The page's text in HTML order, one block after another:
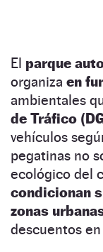
El parque
organiza en
ambientales
de Tráfico
vehículos
pegatinas no
ecológico del
condicionan
zonas
descuentos